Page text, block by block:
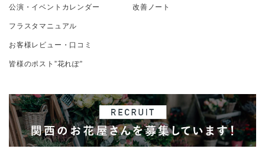
公演・イベントカレンダー
フラスタマニュアル
お客様レビュー・口コミ
皆様のポスト”花れぽ”
改善ノート